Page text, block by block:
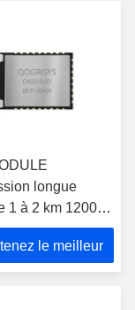
longue
1 à 2 km 1200
bande 2,4 /
O9201UD haute
BT
le meilleur